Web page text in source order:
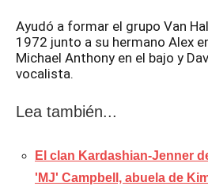
Ayudó a formar el grupo Van
1972 junto a su hermano Alex
Michael Anthony en el bajo y
vocalista.
Lea también...
El clan Kardashian-Jenner
'MJ' Campbell, abuela de